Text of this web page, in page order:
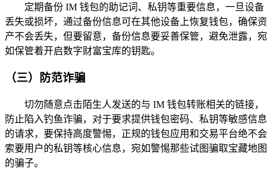
定期备份 IM 钱包的助记词、私钥等重要信息，一旦设备
丢失或损坏，通过备份信息可在其他设备上恢复钱包，确保资
产不会丢失，但要留意，备份信息要妥善保管，避免泄露，宛
如保管着开启数字财富宝库的钥匙。
（三）防范诈骗
切勿随意点击陌生人发送的与 IM 钱包转账相关的链接，
防止陷入钓鱼诈骗，对于要求提供钱包密码、私钥等敏感信息
的请求，要保持高度警惕，正规的钱包应用和交易平台绝不会
索要用户的私钥等核心信息，宛如警惕那些试图骗取宝藏地图
的骗子。